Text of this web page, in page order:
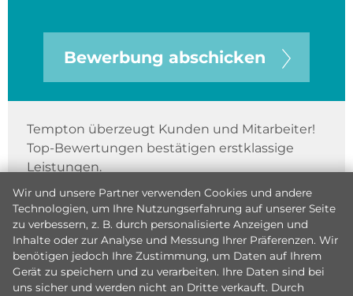
Bewerbung abschicken
Tempton überzeugt Kunden und Mitarbeiter!
Top-Bewertungen bestätigen erstklassige
Leistungen.
Wir und unsere Partner verwenden Cookies und andere
Technologien, um Ihre Nutzungserfahrung auf unserer Seite
zu verbessern, z. B. durch personalisierte Anzeigen und
Inhalte oder zur Analyse und Messung Ihrer Präferenzen. Wir
benötigen jedoch Ihre Zustimmung, um Daten auf Ihrem
Gerät zu speichern und zu verarbeiten. Ihre Daten sind bei
uns sicher und werden nicht an Dritte verkauft. Durch